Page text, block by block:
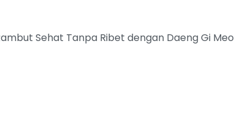
Sehat Tanpa Ribet dengan Daeng Gi